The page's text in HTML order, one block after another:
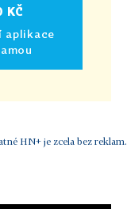
KČ
aplikace
HN+ je zcela bez reklam.